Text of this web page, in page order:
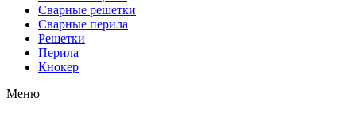
Сварные решетки
Сварные перила
Решетки
Перила
Кнокер
Меню